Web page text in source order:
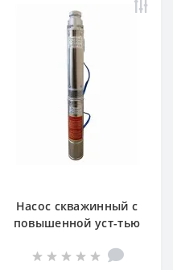
Насос скважинный с
повышенной уст-тью
4QJm4/9 0,55 кВт 64м +